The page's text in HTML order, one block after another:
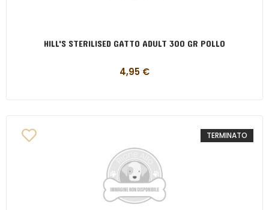
HILL'S STERILISED GATTO ADULT 300 GR POLLO
4,95 €
TERMINATO